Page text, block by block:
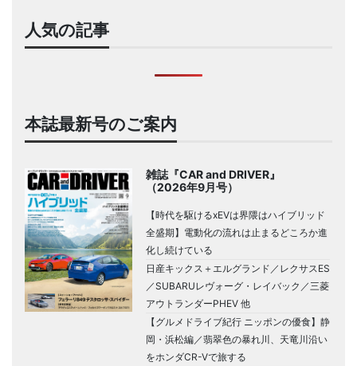
人気の記事
本誌最新号のご案内
雑誌『CAR and DRIVER』
（2026年9月号）
【時代を駆けるxEVは界隈はハイブリッド
全盛期】電動化の流れは止まるどころか進
化し続けている
日産キックス＋エルグランド／レクサスES
／SUBARUレヴォーグ・レイバック／三菱
アウトランダーPHEV 他
【グルメドライブ紀行 ニッポンの優食】静
岡・浜松編／翡翠色の暴れ川、天竜川沿い
をホンダCR-Vで旅する